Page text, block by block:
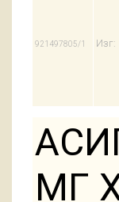
921497805/1 Изг:
МГ